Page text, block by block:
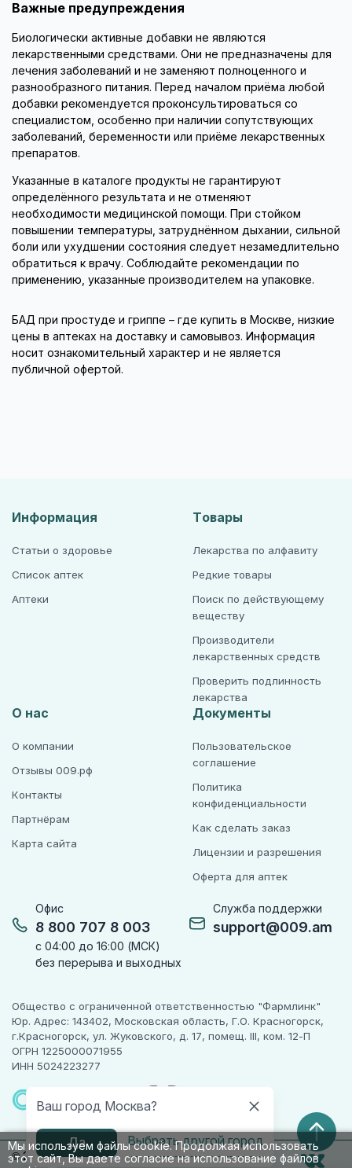
Ваш город Москва?
Да Выбрать другой город
Важные предупреждения
Биологически активные добавки не являются
лекарственными средствами. Они не предназначены для
лечения заболеваний и не заменяют полноценного и
разнообразного питания. Перед началом приёма любой
добавки рекомендуется проконсультироваться со
специалистом, особенно при наличии сопутствующих
заболеваний, беременности или приёме лекарственных
препаратов.
Указанные в каталоге продукты не гарантируют
определённого результата и не отменяют
необходимости медицинской помощи. При стойком
повышении температуры, затруднённом дыхании, сильной
боли или ухудшении состояния следует незамедлительно
обратиться к врачу. Соблюдайте рекомендации по
применению, указанные производителем на упаковке.
БАД при простуде и гриппе – где купить в Москве, низкие
цены в аптеках на доставку и самовывоз. Информация
носит ознакомительный характер и не является
публичной офертой.
Мы используем файлы cookie. Продолжая использовать
этот сайт, Вы даете согласие на использование файлов
Офис
8 800 707 8 003
с 04:00 до 16:00 (МСК)
без перерыва и выходных
Служба поддержки
support@009.am
Информация
Статьи о здоровье
Список аптек
Аптеки
Товары
Лекарства по алфавиту
Редкие товары
Поиск по действующему
веществу
Производители
лекарственных средств
Проверить подлинность
лекарства
О нас
О компании
Отзывы 009.рф
Контакты
Партнёрам
Карта сайта
Документы
Пользовательское
соглашение
Политика
конфиденциальности
Как сделать заказ
Лицензии и разрешения
Оферта для аптек
Общество с ограниченной ответственностью "Фармлинк"
Юр. Адрес: 143402, Московская область, Г.О. Красногорск,
г.Красногорск, ул. Жуковского, д. 17, помещ. III, ком. 12-П
ОГРН 1225000071955
ИНН 5024223277
© 2010-2026 009.РФ. Все права защищены